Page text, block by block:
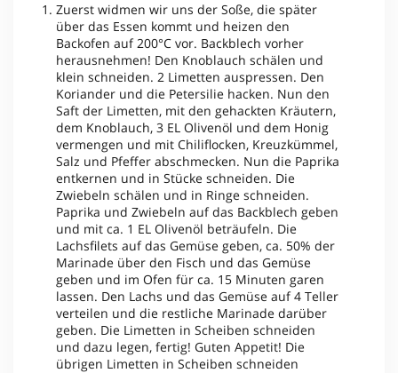
Zuerst widmen wir uns der Soße, die später
über das Essen kommt und heizen den
Backofen auf 200°C vor. Backblech vorher
herausnehmen! Den Knoblauch schälen und
klein schneiden. 2 Limetten auspressen. Den
Koriander und die Petersilie hacken. Nun den
Saft der Limetten, mit den gehackten Kräutern,
dem Knoblauch, 3 EL Olivenöl und dem Honig
vermengen und mit Chiliflocken, Kreuzkümmel,
Salz und Pfeffer abschmecken. Nun die Paprika
entkernen und in Stücke schneiden. Die
Zwiebeln schälen und in Ringe schneiden.
Paprika und Zwiebeln auf das Backblech geben
und mit ca. 1 EL Olivenöl beträufeln. Die
Lachsfilets auf das Gemüse geben, ca. 50% der
Marinade über den Fisch und das Gemüse
geben und im Ofen für ca. 15 Minuten garen
lassen. Den Lachs und das Gemüse auf 4 Teller
verteilen und die restliche Marinade darüber
geben. Die Limetten in Scheiben schneiden
und dazu legen, fertig! Guten Appetit! Die
übrigen Limetten in Scheiben schneiden